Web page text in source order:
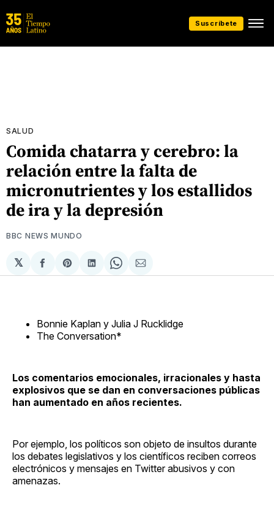
Suscríbete
SALUD
Comida chatarra y cerebro: la
relación entre la falta de
micronutrientes y los estallidos
de ira y la depresión
BBC NEWS MUNDO
𝕏
Compartir
en
Share
on
Compartir
en
Share
on
Compartir
via
Bonnie Kaplan y Julia J Rucklidge
The Conversation*
Los comentarios emocionales, irracionales y hasta
explosivos que se dan en conversaciones públicas
han aumentado en años recientes.
Por ejemplo, los políticos son objeto de insultos durante
los debates legislativos y los científicos reciben correos
electrónicos y mensajes en Twitter abusivos y con
amenazas.